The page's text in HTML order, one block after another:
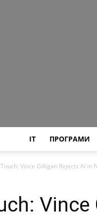
IT ПРОГРАМИ
Vince Gilligan Rejects AI in